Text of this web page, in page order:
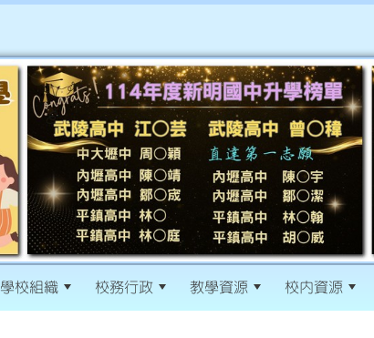
學校組織 校務行政 教學資源 校內資源